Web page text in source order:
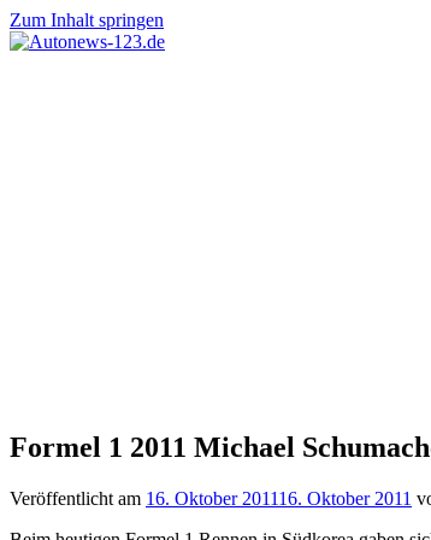
Zum Inhalt springen
Formel 1 2011 Michael
Veröffentlicht am 16. Oktober 201116. Oktober 2011